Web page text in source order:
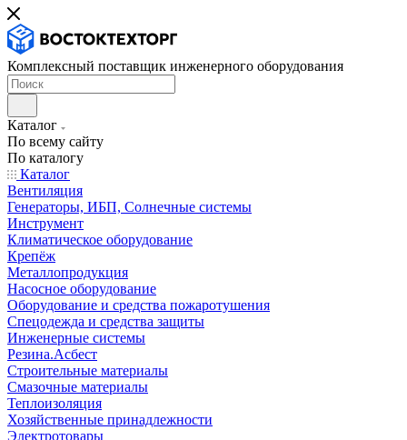
Комплексный поставщик инженерного оборудования
Каталог
По всему сайту
По каталогу
Каталог
Вентиляция
Генераторы, ИБП, Солнечные системы
Инструмент
Климатическое оборудование
Крепёж
Металлопродукция
Насосное оборудование
Оборудование и средства пожаротушения
Спецодежда и средства защиты
Инженерные системы
Резина.Асбест
Строительные материалы
Смазочные материалы
Теплоизоляция
Хозяйственные принадлежности
Электротовары